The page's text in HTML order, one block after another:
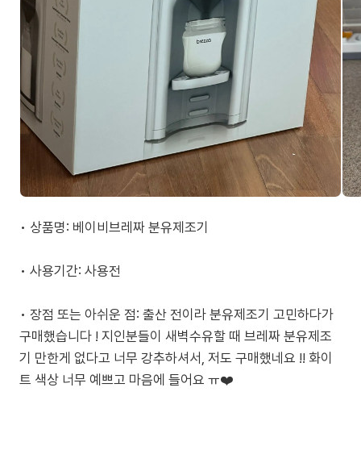
• 상품명: 베이비브레짜 분유제조기
• 사용기간: 사용전
• 장점 또는 아쉬운 점: 출산 전이라 분유제조기 고민하다가
구매했습니다 ! 지인분들이 새벽수유할 때 브레짜 분유제조
기 만한게 없다고 너무 강추하셔서, 저도 구매했네요 !! 화이